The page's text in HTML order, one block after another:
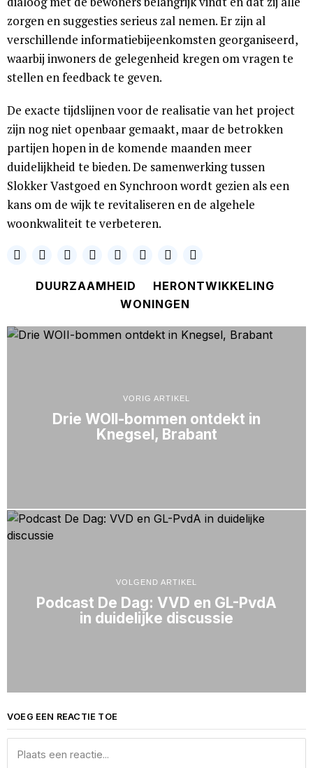
zorgen en suggesties serieus zal nemen. Er zijn al
verschillende informatiebijeenkomsten georganiseerd,
waarbij inwoners de gelegenheid kregen om vragen te
stellen en feedback te geven.
De exacte tijdslijnen voor de realisatie van het project
zijn nog niet openbaar gemaakt, maar de betrokken
partijen hopen in de komende maanden meer
duidelijkheid te bieden. De samenwerking tussen
Slokker Vastgoed en Synchroon wordt gezien als een
kans om de wijk te revitaliseren en de algehele
woonkwaliteit te verbeteren.
DUURZAAMHEID
HERONTWIKKELING
WONINGEN
VORIG ARTIKEL
Drie WOII-bommen ontdekt in
Knegsel, Brabant
VOLGEND ARTIKEL
Podcast De Dag: VVD en GL-PvdA
in duidelijke discussie
VOEG EEN REACTIE TOE